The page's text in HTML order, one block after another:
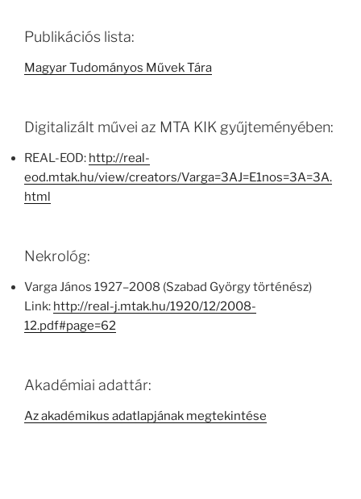
Publikációs lista:
Magyar Tudományos Művek Tára
Digitalizált művei az MTA KIK gyűjteményében:
REAL-EOD: http://real-
eod.mtak.hu/view/creators/Varga=3AJ=E1nos=3A=3A.
html
Nekrológ:
Varga János 1927–2008 (Szabad György történész)
Link: http://real-j.mtak.hu/1920/12/2008-
12.pdf#page=62
Akadémiai adattár:
Az akadémikus adatlapjának megtekintése